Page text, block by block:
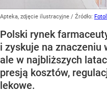
Apteka, zdjęcie ilustracyjne / Źródło:
Polski rynek
i zyskuje na znaczeniu
ale w najbliższych
presją kosztów,
lekowe.